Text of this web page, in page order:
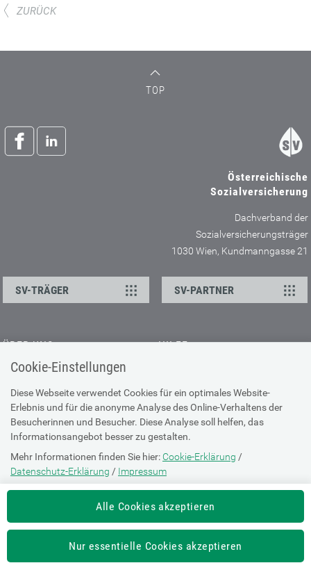
Cookie-Einstellungen
Diese Webseite verwendet Cookies für ein optimales Website-
Erlebnis und für die anonyme Analyse des Online-Verhaltens der
Besucherinnen und Besucher. Diese Analyse soll helfen, das
Informationsangebot besser zu gestalten.
Mehr Informationen finden Sie hier: Cookie-Erklärung /
Datenschutz-Erklärung / Impressum
Die Einstellung können Sie jederzeit auf der Seite "Cookie-Erklärung"
Alle Cookies akzeptieren
Nur essentielle Cookies akzeptieren
ZURÜCK
TOP
Österreichische
Sozialversicherung
Dachverband der
Sozialversicherungsträger
1030 Wien, Kundmanngasse 21
SV-TRÄGER SV-PARTNER
ÜBER UNS
Kontakt
Offene Stellen
Presse
HILFE
Browser-Info & Sicherheit
Hilfe zur Suche
Technische Unterstützung
DATENSCHUTZ
Cookie-Erklärung
Datenschutz-Erklärung
Impressum
Nutzungsbestimmungen